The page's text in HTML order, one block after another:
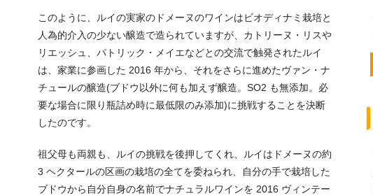
このように、ルイの実家のドメーヌのワインはビオディナミ栽培と
人為的介入の少ない醸造で造られていますが、カトリーヌ・リスや
リエッシュ、パトリック・メイエなどとの交流で触発されたルイ
は、家業に参画した 2016 年から、それをさらに進めたヴァン・ナ
チュールの醸造(ブドウ以外に何も加えず醸造。SO2 も無添加。必
要な場合に限り瓶詰め時に最低限のみ添加)に挑戦することを決断
したのです。
祖父母も両親も、ルイの挑戦を後押してくれ、ルイはドメーヌの約
3 ヘクタールの区画の栽培の全てを委ねられ、自分の手で栽培した
ブドウから自分自身の名前でナチュラルワインを 2016 ヴィンテー